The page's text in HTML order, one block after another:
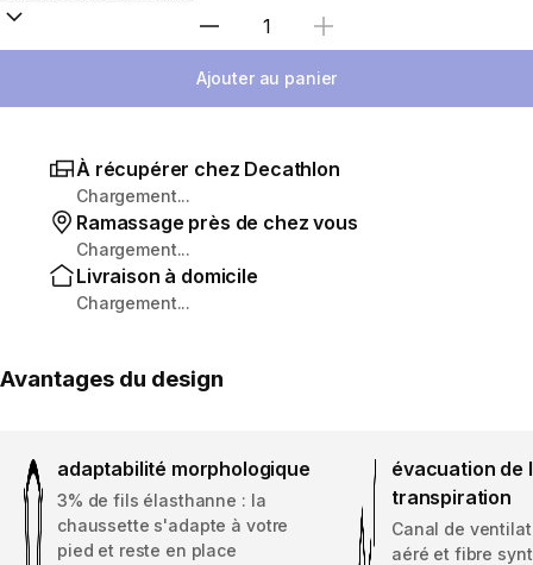
Sélectionnez la quantité
Ajouter au panier
À récupérer chez Decathlon
Chargement...
Ramassage près de chez vous
Chargement...
Livraison à domicile
Chargement...
Avantages du design
adaptabilité morphologique
3% de fils élasthanne : la
chaussette s'adapte à votre
pied et reste en place
évacuation de
transpiration
Canal de
aéré et fibre